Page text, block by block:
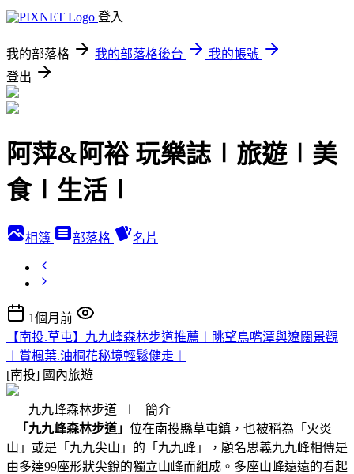
登入
我的部落格 我的部落格後台
我的帳號
登出
阿萍&阿裕 玩樂誌∣旅遊∣美
食∣生活∣
相簿 部落格 名片
1個月前
【南投.草屯】九九峰森林步道推薦︱眺望鳥嘴潭與遼闊景觀
︱賞楓葉.油桐花秘境輕鬆健走︱
[南投] 國內旅遊
九九峰森林步道 ∣ 簡介
「九九峰森林步道」 位在南投縣草屯鎮，也被稱為「火炎
山」或是「九九尖山」的「九九峰」，顧名思義九九峰相傳是
由多達99座形狀尖銳的獨立山峰而組成。多座山峰遠遠的看起